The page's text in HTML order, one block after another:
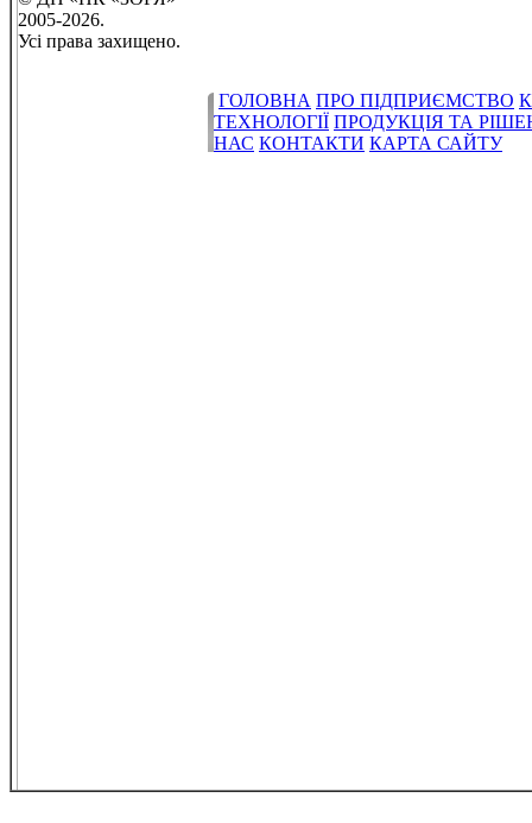
2005-2026.
Усі права захищено.
ГОЛОВНА ПРО ПІДПРИЄМСТВО
ТЕХНОЛОГІЇ ПРОДУКЦІЯ ТА
НАС КОНТАКТИ КАРТА САЙТУ